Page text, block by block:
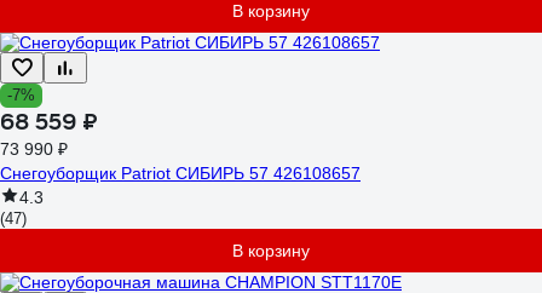
В корзину
-7%
68 559 ₽
73 990 ₽
Снегоуборщик Patriot СИБИРЬ 57 426108657
4.3
(47)
В корзину